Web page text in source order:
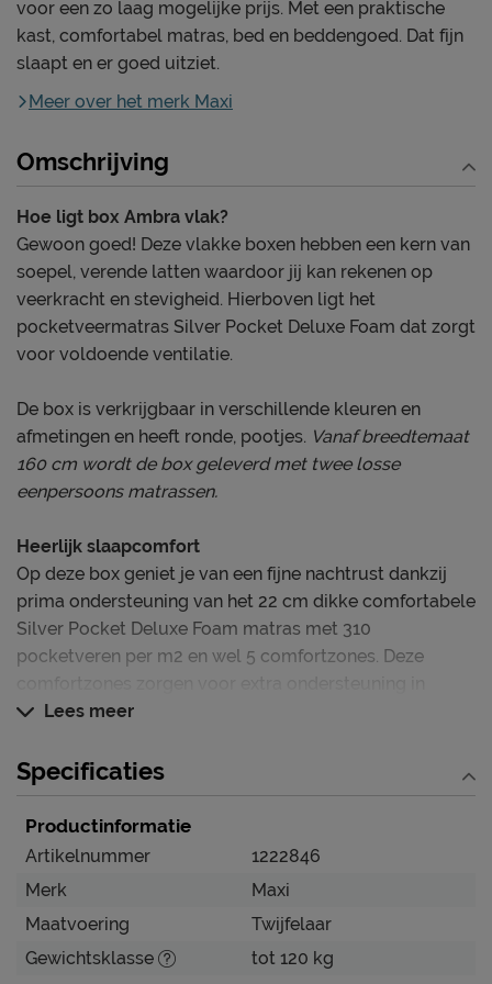
voor een zo laag mogelijke prijs. Met een praktische
kast, comfortabel matras, bed en beddengoed. Dat fijn
slaapt en er goed uitziet.
Meer over het merk Maxi
Omschrijving
Hoe ligt box Ambra vlak?
Gewoon goed! Deze vlakke boxen hebben een kern van
soepel, verende latten waardoor jij kan rekenen op
veerkracht en stevigheid. Hierboven ligt het
pocketveermatras Silver Pocket Deluxe Foam dat zorgt
voor voldoende ventilatie.
De box is verkrijgbaar in verschillende kleuren en
afmetingen en heeft ronde, pootjes. Vanaf breedtemaat
160 cm wordt de box geleverd met twee losse
eenpersoons matrassen.
Heerlijk slaapcomfort
Op deze box geniet je van een fijne nachtrust dankzij
prima ondersteuning van het 22 cm dikke comfortabele
Silver Pocket Deluxe Foam matras met 310
pocketveren per m2 en wel 5 comfortzones. Deze
hoofd en nek, schouders en heupen. Het matras heeft
medium hardheid.
Voordelen op een rijtje
* Complete set met hoofdbord, box, matras
* Zeer goede ventilatie
Zorg goed voor je box
Lees meer
Specificaties
Productinformatie
Artikelnummer
1222846
Merk
Maxi
Maatvoering
Twijfelaar
Gewichtsklasse
tot 120 kg